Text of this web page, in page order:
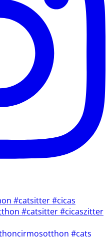
#catsitter #cicas
#cats